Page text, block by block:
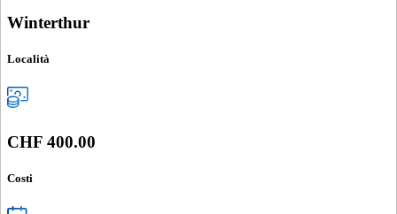
Winterthur
Località
CHF 400.00
Costi